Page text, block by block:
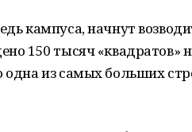
кампуса, начнут
150 тысяч «квадратов»
одна из самых больших